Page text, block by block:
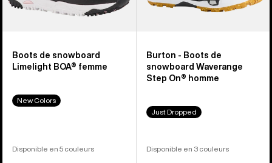
Boots de snowboard
Limelight BOA® femme
New Colors
Disponible en 5 couleurs
Burton - Boots de
snowboard Waverange
Step On® homme
Just Dropped
Disponible en 3 couleurs